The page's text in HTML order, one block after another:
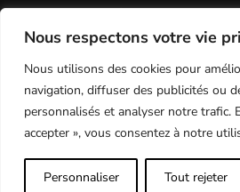
Nous respectons votre vie
Nous utilisons des cookies pour
navigation, diffuser des publicités ou
personnalisés et analyser notre trafic.
accepter », vous consentez à notre
Personnaliser Tout rejeter
Informations Légales
Politique de Confidentialité /
Programme fidélité
MX Test - le meilleur du